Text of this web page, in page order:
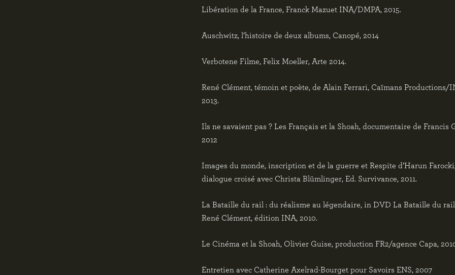
Libération de la France, Franck Mazuet INA/DMPA, 2015.
Auschwitz, l’histoire de deux albums, Canopé, 2014
Verbotene Filme, Felix Moeller, Arte 2014.
René Clément, témoin et poète, de Alain Ferrari, Caïmans Productions/
2013.
Ils ne savaient pas ? Les Français et la Shoah, documentaire de Francis
2012
Images du monde, inscription et de la guerre et Respite d’Harun
dialogue croisé avec Christa Blümlinger, Ed. Survivance, 2011.
La Bataille du rail : du réalisme au légendaire, in DVD La Bataille du
René Clément, édition INA, 2010.
Le Cinéma et la Shoah, Olivier Guise, production FR2/agence Capa,
Entretien avec Catherine Axelrad-Bourget pour Savoirs ENS, 2007